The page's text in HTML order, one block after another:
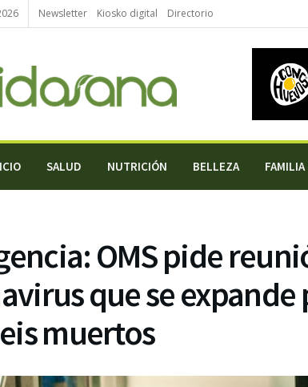
Newsletter Kiosko digital Directorio
SALUD NUTRICIÓN BELLEZA
OMS pide
que se expande
muertos